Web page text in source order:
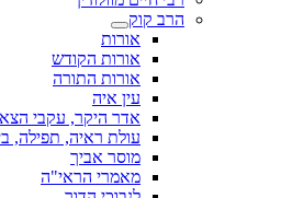
הרב קוק
אורות
אורות הקודש
אורות התורה
עין איה
אדר היקר, עקבי
עולת ראיה, תפילה,
מוסר אביך
מאמרי הראי"ה